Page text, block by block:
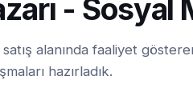
- Sosyal
alanında faaliyet
hazırladık.